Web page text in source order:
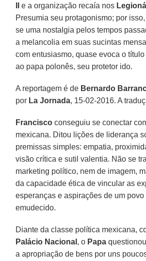
e a organização recaía nos
Presumia seu protagonismo; por
se uma nostalgia pelos tempos
a melancolia em suas sucintas
com entusiasmo, quase evoca o
ao papa polonês, seu protetor ido.
A reportagem é de Bernardo
por La Jornada, 15-02-2016. A
Francisco conseguiu se conectar
mexicana. Ditou lições de liderança
premissas simples: empatia,
visão crítica e sutil valentia. Não se
marketing político, nem de imagem,
da capacidade ética de vincular as
esperanças e aspirações de um povo
emudecido.
Diante da classe política mexicana,
Palácio Nacional , o Papa
a apropriação de bens por uns